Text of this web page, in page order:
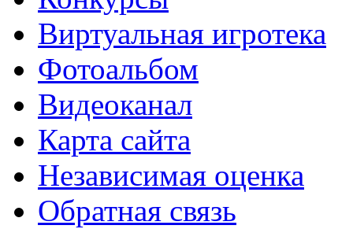
Виртуальная игротека
Фотоальбом
Видеоканал
Карта сайта
Независимая оценка
Обратная связь